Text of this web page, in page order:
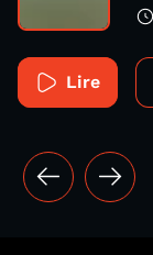
Lire